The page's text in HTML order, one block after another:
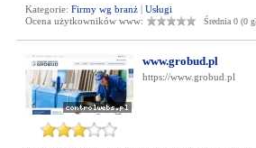
Kategorie: Firmy wg branż| Usługi
Ocena użytkowników www:
Średnia 0 (0
www.grobud.pl
https://www.grobud.pl